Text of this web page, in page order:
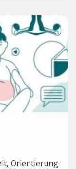
Orientierung